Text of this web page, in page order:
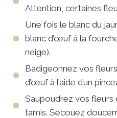
Attention, certaines
Une fois le blanc du
blanc d’œuf à la
neige).
Badigeonnez vos
d’œuf à l’aide d’un
Saupoudrez vos fleurs
tamis. Secouez